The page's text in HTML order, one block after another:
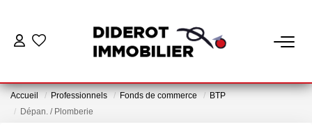
Accueil Professionnels Fonds de commerce
BTP
Dépan. / Plomberie